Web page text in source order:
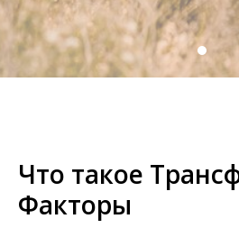
Что такое
Факторы